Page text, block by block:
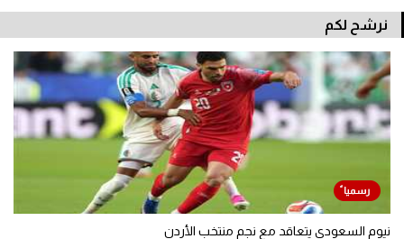
نرشح لكم
نيوم السعودي يتعاقد مع نجم منتخب الأردن